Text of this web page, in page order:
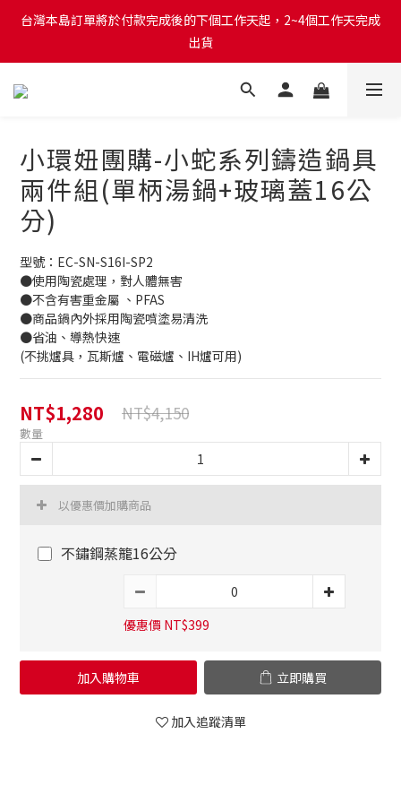
台灣本島訂單將於付款完成後的下個工作天起，2~4個工作天完成
出貨
台灣本島訂單將於付款完成後的下個工作天起，2~4個工作天完成
出貨
台灣本島消費滿$999免運費
台灣本島訂單將於付款完成後的下個工作天起，2~4個工作天完成
出貨
小環妞團購-小蛇系列鑄造鍋具
兩件組(單柄湯鍋+玻璃蓋16公
分)
型號：EC-SN-S16I-SP2
●使用陶瓷處理，對人體無害
●不含有害重金屬 、PFAS
●商品鍋內外採用陶瓷噴塗易清洗
●省油、導熱快速
(不挑爐具，瓦斯爐、電磁爐、IH爐可用)
NT$1,280 NT$4,150
數量
以優惠價加購商品
不鏽鋼蒸籠16公分
優惠價 NT$399
加入購物車 立即購買
加入追蹤清單